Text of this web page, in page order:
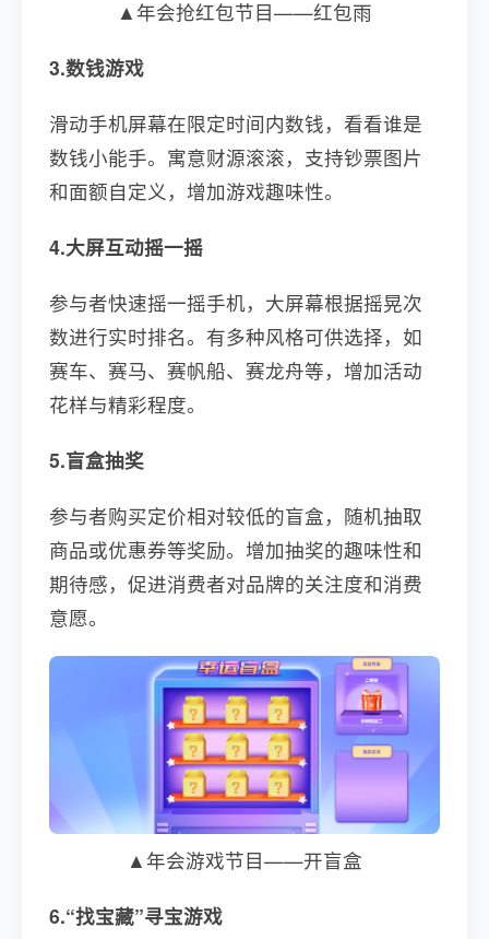
▲年会抢红包节目——红包雨
3.数钱游戏
滑动手机屏幕在限定时间内数钱，看看谁是
数钱小能手。寓意财源滚滚，支持钞票图片
和面额自定义，增加游戏趣味性。
4.大屏互动摇一摇
参与者快速摇一摇手机，大屏幕根据摇晃次
数进行实时排名。有多种风格可供选择，如
赛车、赛马、赛帆船、赛龙舟等，增加活动
花样与精彩程度。
5.盲盒抽奖
参与者购买定价相对较低的盲盒，随机抽取
商品或优惠券等奖励。增加抽奖的趣味性和
期待感，促进消费者对品牌的关注度和消费
意愿。
▲年会游戏节目——开盲盒
6.“找宝藏”寻宝游戏